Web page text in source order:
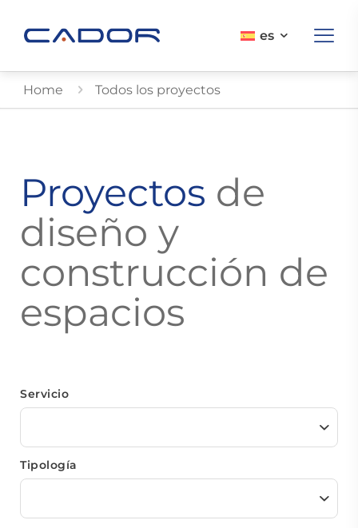
es
Home Todos los proyectos
Proyectos de
diseño y
construcción de
espacios
Servicio
Tipología